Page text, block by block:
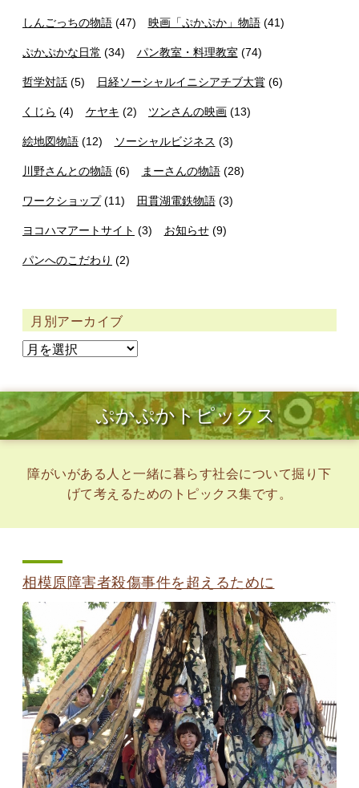
しんごっちの物語 (47) 映画「ぷかぷか」物語(41)
ぷかぷかな日常 (34) パン教室・料理教室 (74)
哲学対話 (5) 日経ソーシャルイニシアチブ大賞(6)
くじら (4) ケヤキ (2) ツンさんの映画 (13)
絵地図物語 (12) ソーシャルビジネス (3)
川野さんとの物語 (6) まーさんの物語(28)
ワークショップ(11) 田貫湖電鉄物語(3)
ヨコハマアートサイト (3) お知らせ(9)
パンへのこだわり (2)
月別アーカイブ
ぷかぷかトピックス
障がいがある人と一緒に暮らす社会について掘り下
げて考えるためのトピックス集です。
相模原障害者殺傷事件を超えるために